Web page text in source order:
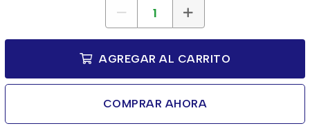
AGREGAR AL CARRITO
COMPRAR AHORA